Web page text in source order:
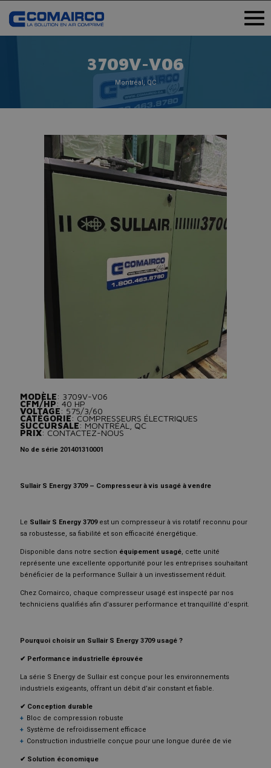
3709V-V06
Montréal, QC
MODÈLE: 3709V-V06
CFM/HP: 40 HP
VOLTAGE: 575/3/60
CATÉGORIE: COMPRESSEURS ÉLECTRIQUES
SUCCURSALE: MONTRÉAL, QC
PRIX: CONTACTEZ-NOUS
No de série 201401310001
Sullair S Energy 3709 – Compresseur à vis usagé à vendre
Le Sullair S Energy 3709est un compresseur à vis rotatif reconnu pour
sa robustesse, sa fiabilité et son efficacité énergétique.
Disponible dans notre section équipement usagé, cette unité
représente une excellente opportunité pour les entreprises souhaitant
bénéficier de la performance Sullair à un investissement réduit.
Chez Comairco, chaque compresseur usagé est inspecté par nos
techniciens qualifiés afin d’assurer performance et tranquillité d’esprit.
Pourquoi choisir un Sullair S Energy 3709 usagé ?
✔ Performance industrielle éprouvée
La série S Energy de Sullair est conçue pour les environnements
industriels exigeants, offrant un débit d’air constant et fiable.
✔ Conception durable
Bloc de compression robuste
Système de refroidissement efficace
Construction industrielle conçue pour une longue durée de vie
✔ Solution économique